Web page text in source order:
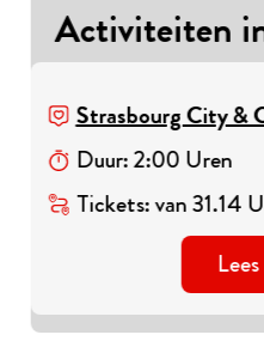
Activiteiten
Strasbourg City &
Duur:2:00 Uren
Tickets:van31.14